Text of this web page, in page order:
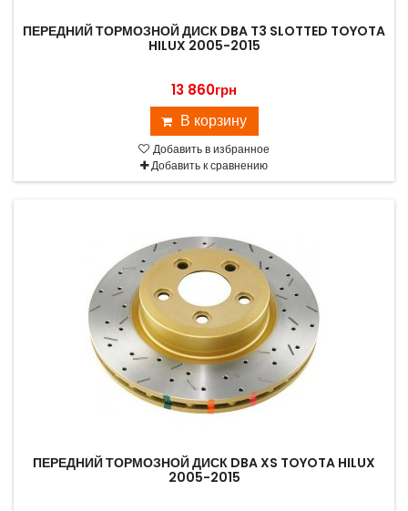
ПЕРЕДНИЙ ТОРМОЗНОЙ ДИСК DBA T3 SLOTTED TOYOTA
HILUX 2005-2015
13 860грн
В корзину
Добавить в избранное
Добавить к сравнению
ПЕРЕДНИЙ ТОРМОЗНОЙ ДИСК DBA XS TOYOTA HILUX
2005-2015